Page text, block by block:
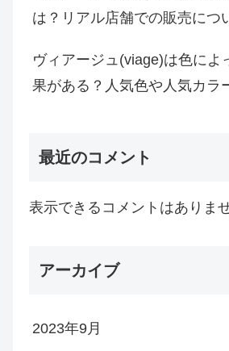
は？リアル店舗での販売につ
ヴィアージュ(viage)は色によ
果がある？人気色や人気カラ
最近のコメント
表示できるコメントはありませ
アーカイブ
2023年9月